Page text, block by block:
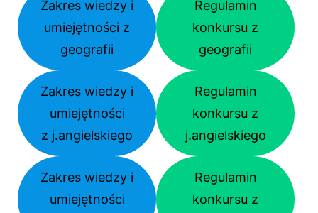
Zakres wiedzy i
umiejętności z
geografii
Regulamin
konkursu z
geografii
Zakres wiedzy i
umiejętności
z j.angielskiego
Regulamin
konkursu z
j.angielskiego
Zakres wiedzy i
umiejętności
Regulamin
konkursu z